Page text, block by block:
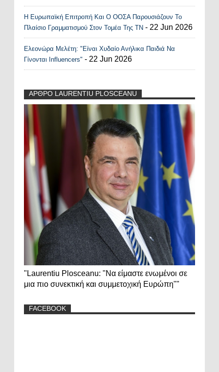
Η Ευρωπαϊκή Επιτροπή Και Ο ΟΟΣΑ Παρουσιάζουν Το
Πλαίσιο Γραμματισμού Στον Τομέα Της ΤΝ - 22 Jun 2026
Ελεονώρα Μελέτη: "Είναι Χυδαίο Ανήλικα Παιδιά Να
Γίνονται Influencers" - 22 Jun 2026
ΑΡΘΡΟ LAURENTIU PLOSCEANU
"Laurentiu Plosceanu: "Να είμαστε ενωμένοι σε
μια πιο συνεκτική και συμμετοχική Ευρώπη""
FACEBOOK